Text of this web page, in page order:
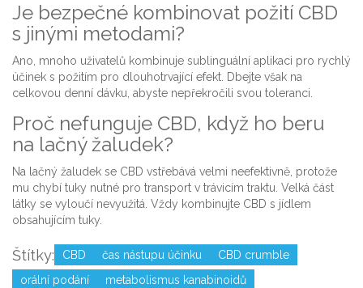
Je bezpečné kombinovat požití CBD
s jinými metodami?
Ano, mnoho uživatelů kombinuje sublinguální aplikaci pro rychlý
účinek s požitím pro dlouhotrvající efekt. Dbejte však na
celkovou denní dávku, abyste nepřekročili svou toleranci.
Proč nefunguje CBD, když ho beru
na lačný žaludek?
Na lačný žaludek se CBD vstřebává velmi neefektivně, protože
mu chybí tuky nutné pro transport v trávicím traktu. Velká část
látky se vyloučí nevyužitá. Vždy kombinujte CBD s jídlem
obsahujícím tuky.
Štítky: CBD čas nástupu účinku
CBD crumble
orální podání
metabolismus kanabinoidů